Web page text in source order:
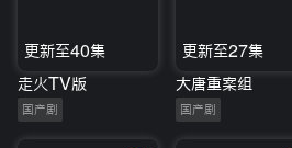
更新至40集
走火TV版
国产剧
更新至27集
大唐重案组
国产剧